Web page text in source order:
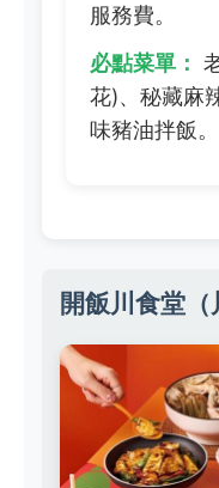
服務費。
必點菜單：
花)、秘藏麻
味豬油拌飯。
開飯川食堂（